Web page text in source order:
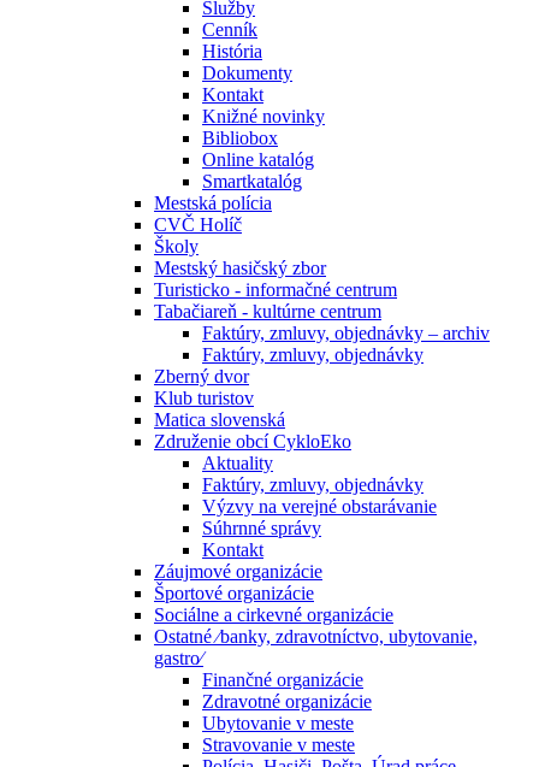
Služby
Cenník
História
Dokumenty
Kontakt
Knižné novinky
Bibliobox
Online katalóg
Smartkatalóg
Mestská polícia
CVČ Holíč
Školy
Mestský hasičský zbor
Turisticko - informačné centrum
Tabačiareň - kultúrne centrum
Faktúry, zmluvy, objednávky – archiv
Faktúry, zmluvy, objednávky
Zberný dvor
Klub turistov
Matica slovenská
Združenie obcí CykloEko
Aktuality
Faktúry, zmluvy, objednávky
Výzvy na verejné obstarávanie
Súhrnné správy
Kontakt
Záujmové organizácie
Športové organizácie
Sociálne a cirkevné organizácie
Ostatné ⁄banky, zdravotníctvo, ubytovanie,
gastro⁄
Finančné organizácie
Zdravotné organizácie
Ubytovanie v meste
Stravovanie v meste